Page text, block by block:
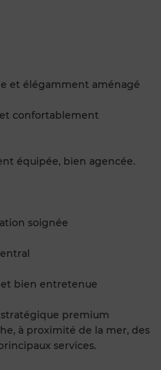
et élégamment aménagé
confortablement
équipée, bien agencée.
soignée
et bien entretenue
premium
à proximité de la mer, des
services.